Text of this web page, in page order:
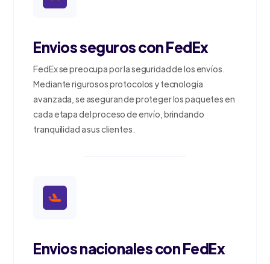
Envios seguros con FedEx
FedEx se preocupa por la seguridad de los envíos.
Mediante rigurosos protocolos y tecnología
avanzada, se aseguran de proteger los paquetes en
cada etapa del proceso de envío, brindando
tranquilidad a sus clientes.
Envios nacionales con FedEx